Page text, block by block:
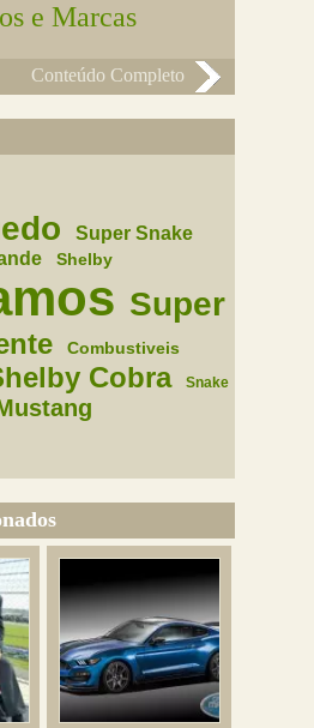
e Marcas
Conteúdo Completo
Super Snake
Shelby
Super
Combustiveis
Cobra Snake